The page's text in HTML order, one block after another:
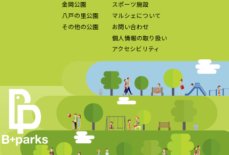
金岡公園
八戸の里公園
その他の公園
スポーツ施設
マルシェについて
お問い合わせ
個人情報の取り扱い
アクセシビリティ